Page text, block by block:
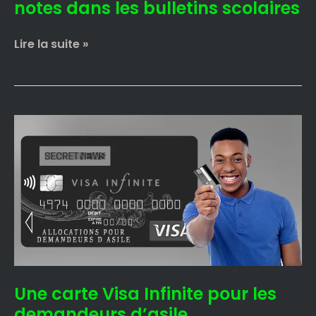
notes dans les bulletins scolaires
Lire la suite »
Une carte Visa Infinite pour les
carte
Infinite
pour
les
demandeurs
d’asile